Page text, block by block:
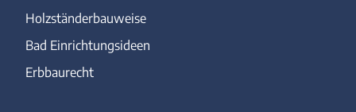
Holzständerbauweise
Bad Einrichtungsideen
Erbbaurecht